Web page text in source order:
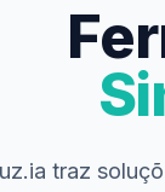
traz